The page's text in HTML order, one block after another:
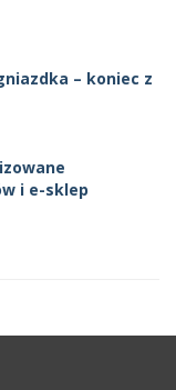
– koniec z
i e-sklep